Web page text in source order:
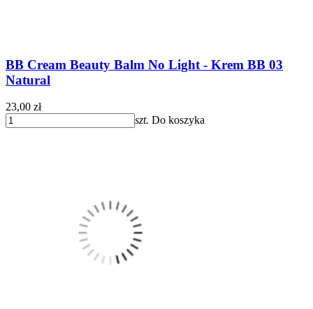
BB Cream Beauty Balm No Light - Krem BB 03
Natural
23,00 zł
szt. Do koszyka